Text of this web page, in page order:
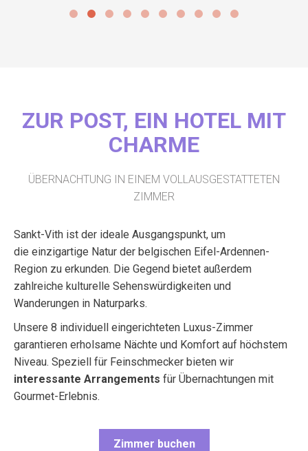
ZUR POST, EIN HOTEL MIT
CHARME
ÜBERNACHTUNG IN EINEM VOLLAUSGESTATTETEN
ZIMMER
Sankt-Vith ist der ideale Ausgangspunkt, um
die einzigartige Natur der belgischen Eifel-Ardennen-
Region zu erkunden. Die Gegend bietet außerdem
zahlreiche kulturelle Sehenswürdigkeiten und
Wanderungen in Naturparks.
Unsere 8 individuell eingerichteten Luxus-Zimmer
garantieren erholsame Nächte und Komfort auf höchstem
Niveau. Speziell für Feinschmecker bieten wir
interessante Arrangements für Übernachtungen mit
Gourmet-Erlebnis.
Zimmer buchen